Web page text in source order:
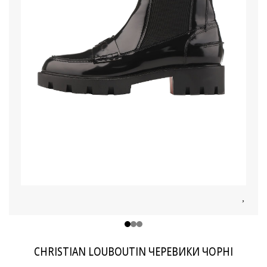
CHRISTIAN LOUBOUTIN ЧЕРЕВИКИ ЧОРНІ